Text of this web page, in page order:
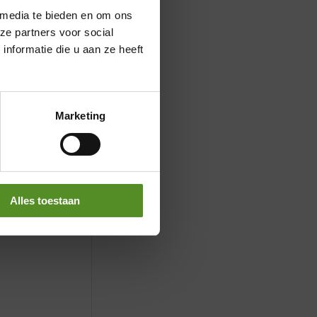
te bieden en om ons
partners voor social
die u aan ze heeft
Marketing
Alles toestaan